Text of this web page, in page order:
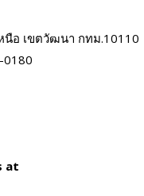
นือ เขตวัฒนา กทม.10110
0180
at